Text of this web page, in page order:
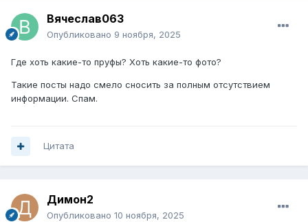
Вячеслав063
Опубликовано 9 ноября, 2025
Где хоть какие-то пруфы? Хоть какие-то фото?
Такие посты надо смело сносить за полным отсутствием
информации. Спам.
Цитата
Димон2
Опубликовано 10 ноября, 2025